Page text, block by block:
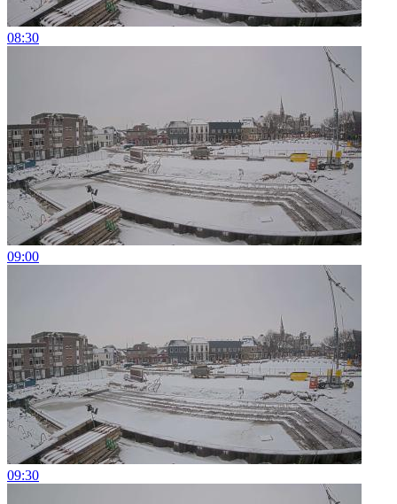
08:30
09:00
09:30